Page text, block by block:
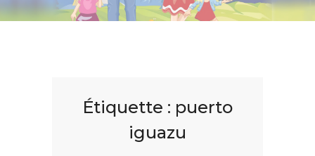
Étiquette : puerto
iguazu